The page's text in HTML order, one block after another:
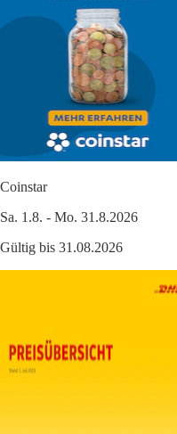
Coinstar
Sa. 1.8. - Mo. 31.8.2026
Gültig bis 31.08.2026